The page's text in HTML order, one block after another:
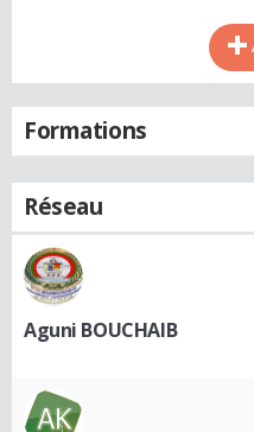
Formations
Réseau
Aguni BOUCHAIB